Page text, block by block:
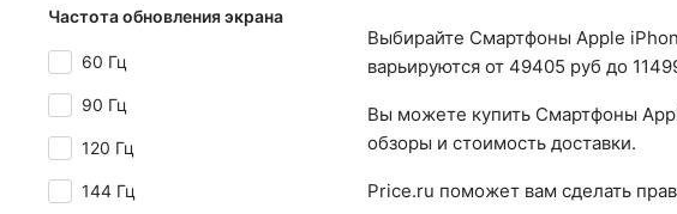
Частота обновления экрана
60 Гц
90 Гц
120 Гц
144 Гц
Выбирайте Смартфоны Apple
варьируются от 49405 руб до
Вы можете купить Смартфоны
обзоры и стоимость доставки.
Price.ru поможет вам сделать